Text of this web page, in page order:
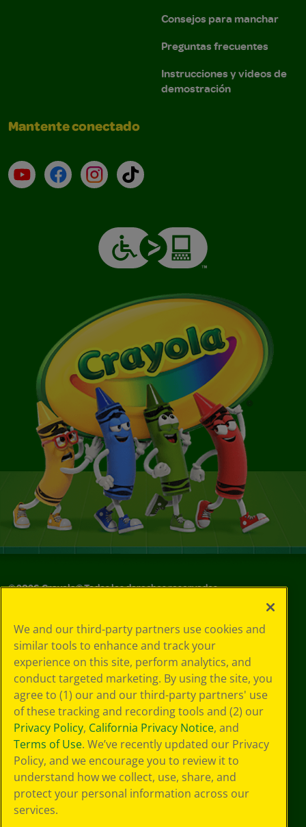
Consejos para manchar
Preguntas frecuentes
Instrucciones y videos de
demostración
Mantente conectado
YouTube (en inglés)
Facebook (en inglés)
Instagram (en inglés)
TikTok
©2026Crayola® Todos los derechos reservados.
de privacidad
Política de
privacidad
Términos de SMS
GDPR
Aviso de
privacidad de CA
Cookie
Preferences
Condiciones de
uso
Accesibilidad web
Mapa del sitio
We and our third-party partners use cookies and
similar tools to enhance and track your
experience on this site, perform analytics, and
conduct targeted marketing. By using the site, you
agree to (1) our and our third-party partners' use
of these tracking and recording tools and (2) our
Privacy Policy, California Privacy Notice, and
Terms of Use. We’ve recently updated our Privacy
Policy, and we encourage you to review it to
understand how we collect, use, share, and
protect your personal information across our
services.